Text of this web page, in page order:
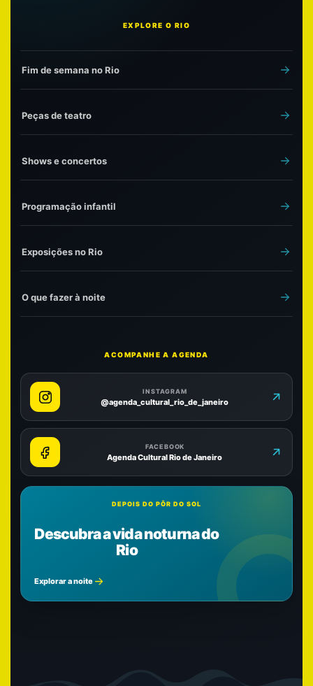
EXPLORE O RIO
Fim de semana no Rio
Peças de teatro
Shows e concertos
Programação infantil
Exposições no Rio
O que fazer à noite
ACOMPANHE A AGENDA
INSTAGRAM
@agenda_cultural_rio_de_janeiro
FACEBOOK
Agenda Cultural Rio de Janeiro
DEPOIS DO PÔR DO SOL
Descubra a vida noturna do
Rio
Explorar a noite